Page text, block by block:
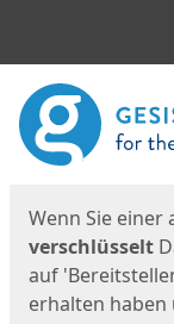
Start
Wenn Sie einer
verschlüsselt
auf
erhalten haben